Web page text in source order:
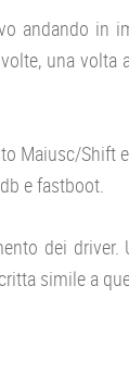
andando in
una
Maiusc/Shift
e fastboot.
dei
simile a